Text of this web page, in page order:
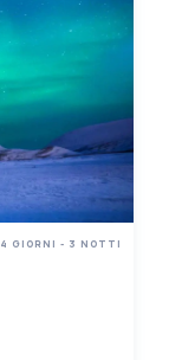
4 GIORNI - 3 NOTTI